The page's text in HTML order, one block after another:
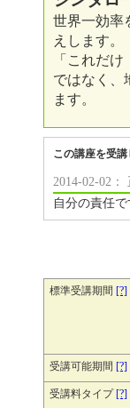
世界一効率
えします。
「これだ
ではなく、
ます。
この講座を受
2014-02-02
自分の責任
標準受講期間 [?]
受講可能期間 [?]
受講料タイプ[?]